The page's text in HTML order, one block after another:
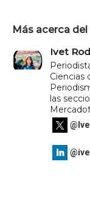
Más acerca
Ivet
Ciencias
las